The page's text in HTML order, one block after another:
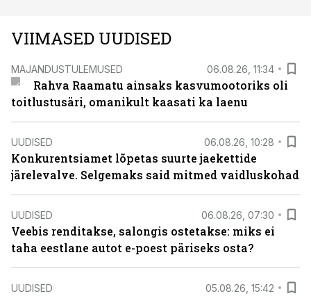
VIIMASED UUDISED
MAJANDUSTULEMUSED 06.08.26, 11:34
Rahva Raamatu ainsaks kasvumootoriks oli
toitlustusäri, omanikult kaasati ka laenu
UUDISED 06.08.26, 10:28
Konkurentsiamet lõpetas suurte jaekettide
järelevalve. Selgemaks said mitmed vaidluskohad
UUDISED 06.08.26, 07:30
Veebis renditakse, salongis ostetakse: miks ei
taha eestlane autot e-poest päriseks osta?
UUDISED 05.08.26, 15:42